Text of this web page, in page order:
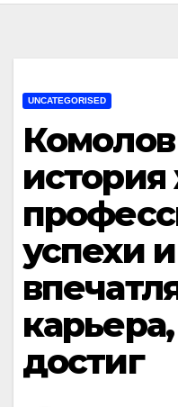
UNCATEGORISED
успехи и
достиг